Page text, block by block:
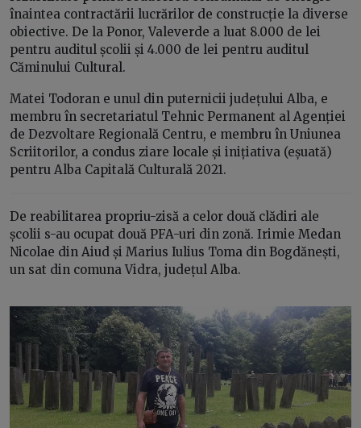
înaintea contractării lucrărilor de construcție la diverse
obiective. De la Ponor, Valeverde a luat 8.000 de lei
pentru auditul școlii și 4.000 de lei pentru auditul
Căminului Cultural.
Matei Todoran e unul din puternicii județului Alba, e
membru în secretariatul Tehnic Permanent al Agenției
de Dezvoltare Regională Centru, e membru în Uniunea
Scriitorilor, a condus ziare locale și inițiativa (eșuată)
pentru Alba Capitală Culturală 2021.
De reabilitarea propriu-zisă a celor două clădiri ale
școlii s-au ocupat două PFA-uri din zonă. Irimie Medan
Nicolae din Aiud și Marius Iulius Toma din Bogdănești,
un sat din comuna Vidra, județul Alba.